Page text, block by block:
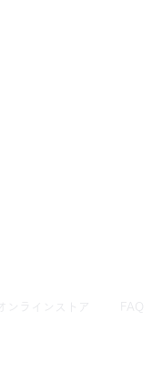
オンラインストア